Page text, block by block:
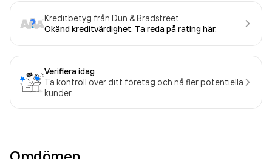
Kreditbetyg från Dun & Bradstreet
Okänd kreditvärdighet. Ta reda på rating här.
Verifiera idag
Ta kontroll över ditt företag och nå fler potentiella
kunder